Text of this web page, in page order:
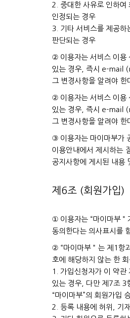
2. 중대한 사유로 인하여
인정되는 경우
3. 기타 서비스를 제공하
판단되는 경우
② 이용자는 서비스 이용
있는 경우, 즉시 e-mail
그 변경사항을 알려야 한
② 이용자는 서비스 이용
있는 경우, 즉시 e-mail
그 변경사항을 알려야 한
③ 이용자는 마이마부가
이용안내에서 제시하는
공지사항에 게시된 내용
제6조 (회원가입)
① 이용자는 “마이마부＂
동의한다는 의사표시를
② “마이마부＂는 제1항
호에 해당하지 않는 한
1. 가입신청자가 이 약
있는 경우, 다만 제7조 3
“마이마부”의 회원가입
2. 등록 내용에 허위, 기